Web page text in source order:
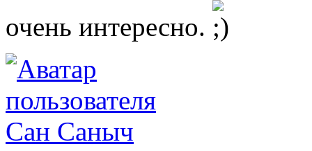
очень интересно.
Сан Саныч